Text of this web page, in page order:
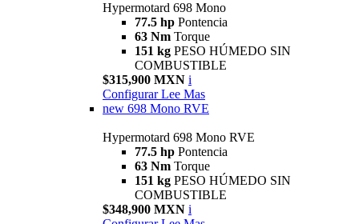
Hypermotard 698 Mono
77.5 hp Pontencia
63 Nm Torque
151 kg PESO HÚMEDO SIN
COMBUSTIBLE
$315,900 MXN i
Configurar Lee Mas
new 698 Mono RVE
Hypermotard 698 Mono RVE
77.5 hp Pontencia
63 Nm Torque
151 kg PESO HÚMEDO SIN
COMBUSTIBLE
$348,900 MXN i